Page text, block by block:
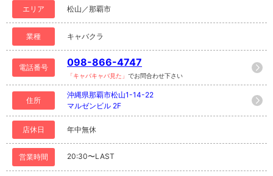
エリア 松山／那覇市
業種 キャバクラ
電話番号 098-866-4747
「キャバキャバ見た」 でお問合わせ下さい
住所
沖縄県那覇市松山1-14-22
マルゼンビル 2F
店休日 年中無休
営業時間 20:30〜LAST